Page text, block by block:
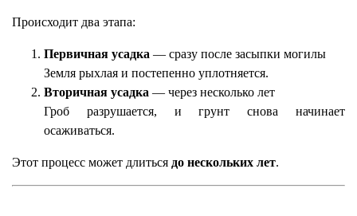
Происходит два этапа:
Первичная усадка — сразу после засыпки могилы
Земля рыхлая и постепенно уплотняется.
Вторичная усадка — через несколько лет
Гроб разрушается, и грунт снова начинает
осаживаться.
Этот процесс может длиться до нескольких лет.